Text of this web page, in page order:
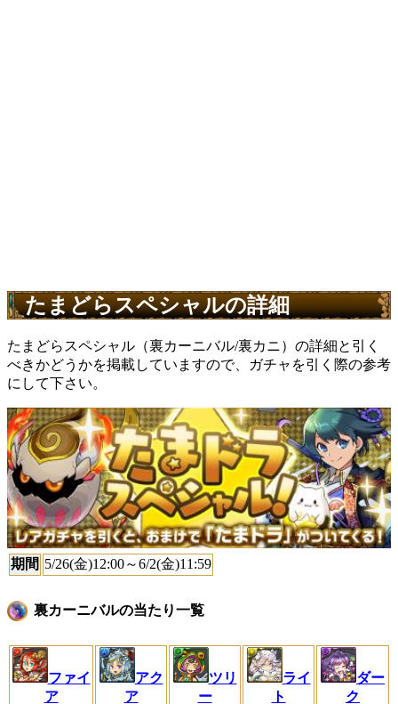
たまどらスペシャルの詳細
たまどらスペシャル（裏カーニバル/裏カニ）の詳細と引く
べきかどうかを掲載していますので、ガチャを引く際の参考
にして下さい。
期間 5/26(金)12:00～6/2(金)11:59
裏カーニバルの当たり一覧
ファイ
ア
アク
ア
ツリ
ー
ライ
ト
ダー
ク